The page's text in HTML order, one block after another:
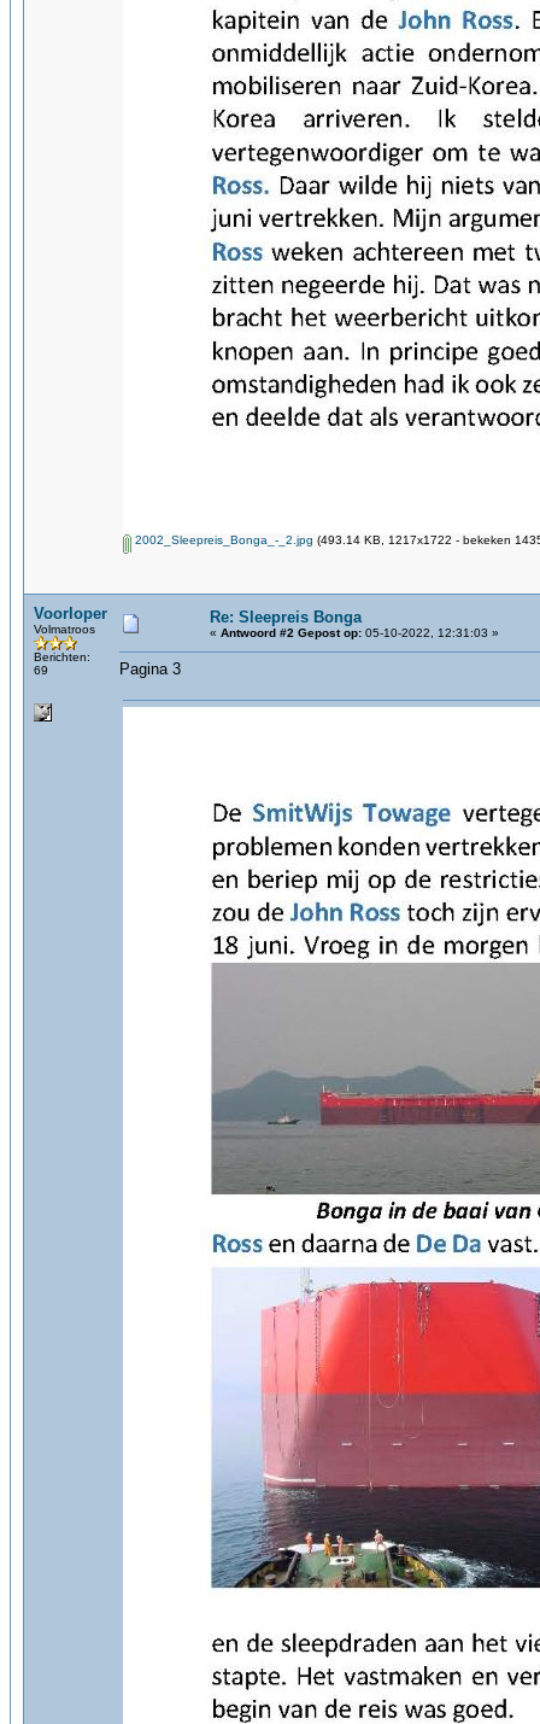
2002_Sleepreis_Bonga_-_2.jpg (493.14 KB, 1217x1722 - bekeken
Voorloper
Volmatroos
Berichten:
69
Re: Sleepreis Bonga
« Antwoord #2 Gepost op: 05-10-2022, 12:31:03 »
Pagina 3